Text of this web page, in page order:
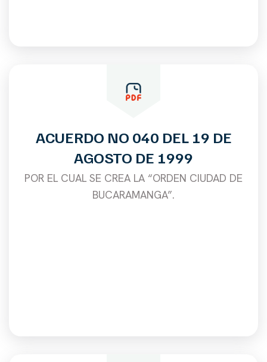
ACUERDO NO 040 DEL 19 DE
AGOSTO DE 1999
POR EL CUAL SE CREA LA “ORDEN CIUDAD DE
BUCARAMANGA”.